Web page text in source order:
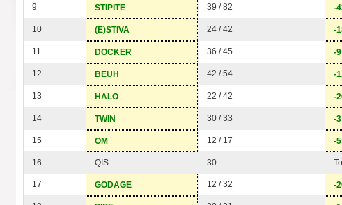
9 STIPITE 39 / 82 -
10 (E)STIVA 24 / 42 -
11 DOCKER 36 / 45 -9
12 BEUH 42 / 54 -
13 HALO 22 / 42 -
14 TWIN 30 / 33 -3
15 OM 12 / 17 -5
16 QIS 30
17 GODAGE 12 / 32 -